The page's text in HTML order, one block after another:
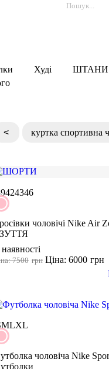
Худі ШТАНИ
< куртка спортивна
424346
чоловічі Nike Air
грн
7500 грн
Ціна: 6000
MLXL
чоловіча Nike